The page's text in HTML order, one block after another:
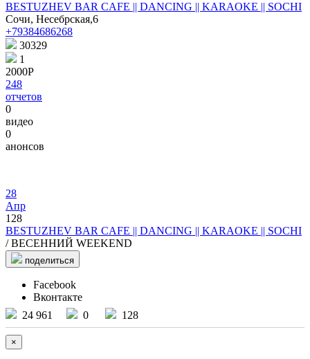
BESTUZHEV BAR CAFE || DANCING || KARAOKE || SOCHI
Сочи, Несебрская,6
+79384686268
30329
1
2000Р
248
отчетов
0
видео
0
анонсов
28
Апр
128
BESTUZHEV BAR CAFE || DANCING || KARAOKE || SOCHI
/ ВЕСЕННИЙ WEEKEND
поделиться
Facebook
Вконтакте
24 961
0 128
×